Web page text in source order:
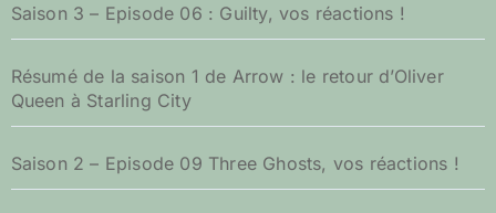
Saison 3 – Episode 06 : Guilty, vos réactions !
Résumé de la saison 1 de Arrow : le retour d’Oliver
Queen à Starling City
Saison 2 – Episode 09 Three Ghosts, vos réactions !